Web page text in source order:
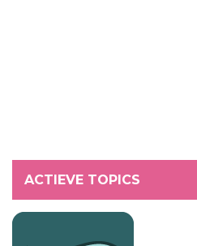
ACTIEVE TOPICS